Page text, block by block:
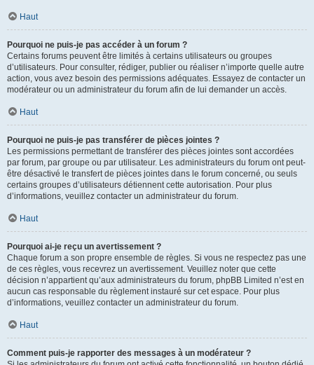
Haut
Pourquoi ne puis-je pas accéder à un forum ?
Certains forums peuvent être limités à certains utilisateurs ou groupes
d’utilisateurs. Pour consulter, rédiger, publier ou réaliser n’importe quelle autre
action, vous avez besoin des permissions adéquates. Essayez de contacter un
modérateur ou un administrateur du forum afin de lui demander un accès.
Haut
Pourquoi ne puis-je pas transférer de pièces jointes ?
Les permissions permettant de transférer des pièces jointes sont accordées
par forum, par groupe ou par utilisateur. Les administrateurs du forum ont peut-
être désactivé le transfert de pièces jointes dans le forum concerné, ou seuls
certains groupes d’utilisateurs détiennent cette autorisation. Pour plus
d’informations, veuillez contacter un administrateur du forum.
Haut
Pourquoi ai-je reçu un avertissement ?
Chaque forum a son propre ensemble de règles. Si vous ne respectez pas une
de ces règles, vous recevrez un avertissement. Veuillez noter que cette
décision n’appartient qu’aux administrateurs du forum, phpBB Limited n’est en
aucun cas responsable du règlement instauré sur cet espace. Pour plus
d’informations, veuillez contacter un administrateur du forum.
Haut
Comment puis-je rapporter des messages à un modérateur ?